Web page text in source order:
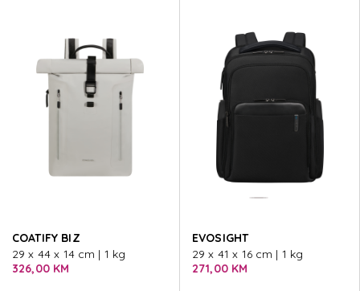
COATIFY BIZ
29 x 44 x 14 cm | 1 kg
326,00 KM
EVOSIGHT
29 x 41 x 16 cm | 1 kg
271,00 KM